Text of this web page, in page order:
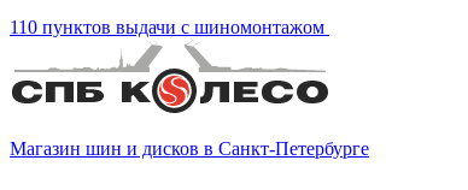
110 пунктов выдачи с шиномонтажом
Магазин шин и дисков в Санкт-Петербурге